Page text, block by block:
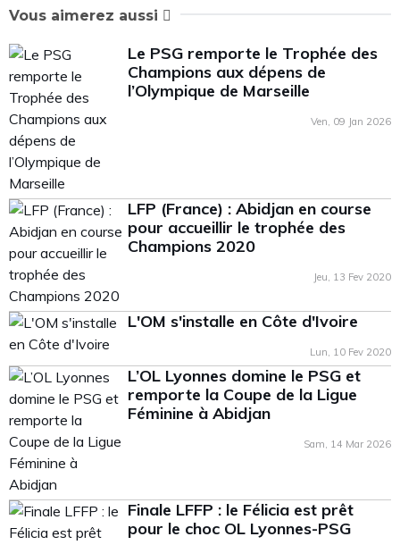
Vous aimerez aussi
Le PSG remporte le Trophée des
Champions aux dépens de
l’Olympique de Marseille
Ven, 09 Jan 2026
LFP (France) : Abidjan en course
pour accueillir le trophée des
Champions 2020
Jeu, 13 Fev 2020
L'OM s'installe en Côte d'Ivoire
Lun, 10 Fev 2020
L’OL Lyonnes domine le PSG et
remporte la Coupe de la Ligue
Féminine à Abidjan
Sam, 14 Mar 2026
Finale LFFP : le Félicia est prêt
pour le choc OL Lyonnes-PSG